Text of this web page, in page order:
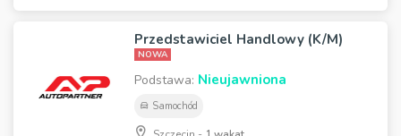
Przedstawiciel Handlowy (K/M)
NOWA
Podstawa: Nieujawniona
Samochód